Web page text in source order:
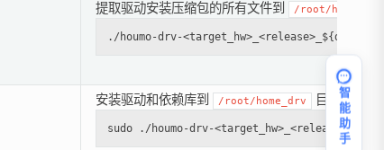
提取驱动安装压缩包的所有文件到 /root/home_drv
安装驱动和依赖库到 /root/home_drv 目录下：
智能助手